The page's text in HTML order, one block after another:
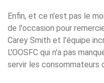
Enfin, et ce n'est pas le
de l'occasion pour
Carey Smith et l'équipe
L'OOSFC qui n'a pas
servir les consommateurs